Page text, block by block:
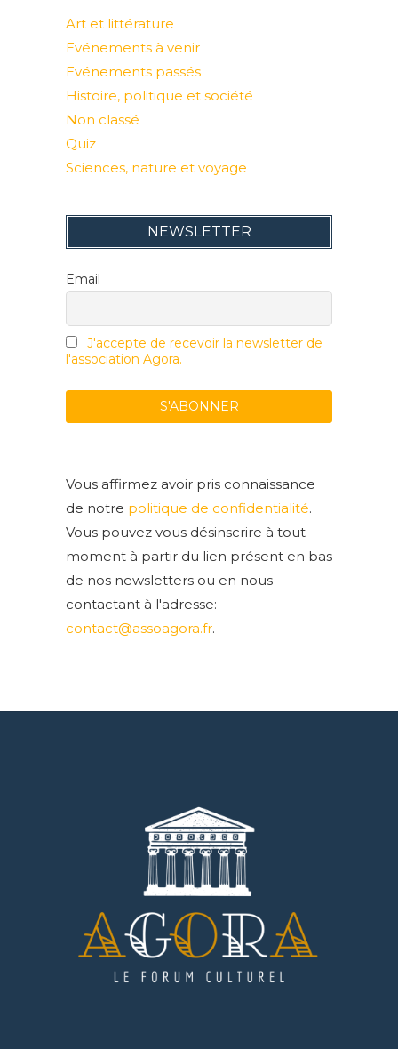
Art et littérature
Evénements à venir
Evénements passés
Histoire, politique et société
Non classé
Quiz
Sciences, nature et voyage
NEWSLETTER
Email
J'accepte de recevoir la newsletter de
l'association Agora.
Vous affirmez avoir pris connaissance
de notre politique de confidentialité.
Vous pouvez vous désinscrire à tout
moment à partir du lien présent en bas
de nos newsletters ou en nous
contactant à l'adresse:
contact@assoagora.fr.